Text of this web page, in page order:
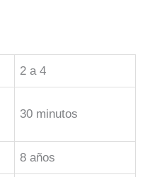
2 a 4
30 minutos
8 años